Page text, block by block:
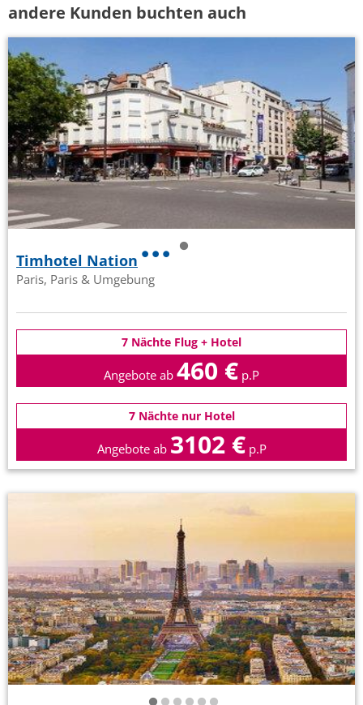
andere Kunden buchten auch
Timhotel Nation
Paris, Paris & Umgebung
7 Nächte Flug + Hotel
Angebote ab 460 € p.P
7 Nächte nur Hotel
Angebote ab 3102 € p.P